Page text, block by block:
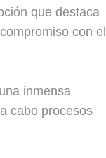
que destaca
con el
inmensa
cabo procesos